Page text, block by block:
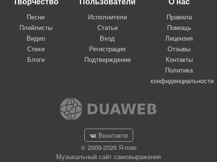
Песни
Плейлисты
Видео
Стихи
Блоги
Исполнители
Статьи
Вход
Регистрация
Подтверждение
Правила
Помощь
Лицензия
Отзывы
Контакты
Политика
конфиденциальности
Вконтакте
© 2009-2026 Я-пою
Музыкальный сайт самовыражения